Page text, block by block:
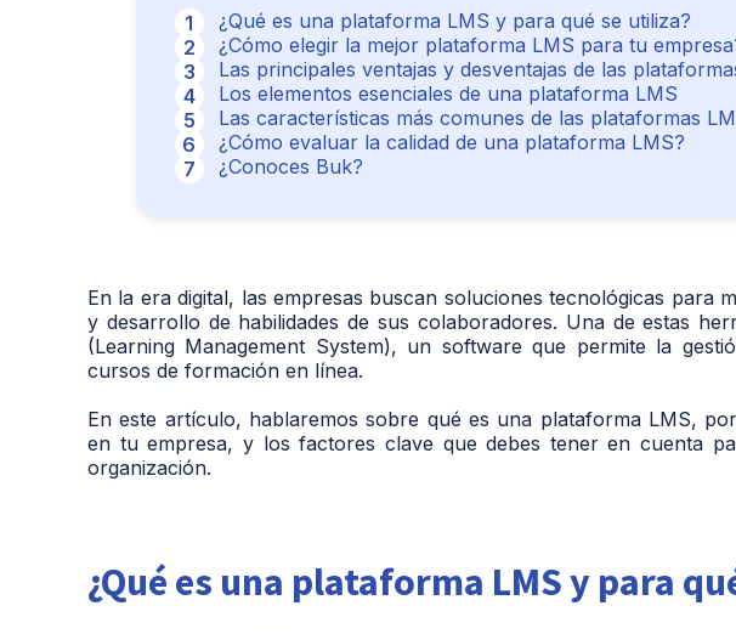
¿Qué es una plataforma LMS y para qué se utiliza?
¿Cómo elegir la mejor plataforma LMS para tu
Las principales ventajas y desventajas de las
Los elementos esenciales de una plataforma LMS
Las características más comunes de las plataformas
¿Cómo evaluar la calidad de una plataforma LMS?
¿Conoces Buk?
En la era digital, las empresas buscan soluciones tecnológicas para
y desarrollo de habilidades de sus colaboradores. Una de estas
(Learning Management System), un software que permite la
cursos de formación en línea.
En este artículo, hablaremos sobre qué es una plataforma LMS,
en tu empresa, y los factores clave que debes tener en cuenta
organización.
¿Qué es una plataforma LMS y para